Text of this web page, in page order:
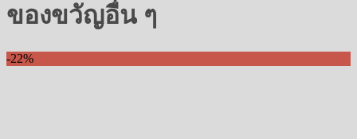
ของขวัญอื่น ๆ
-22%